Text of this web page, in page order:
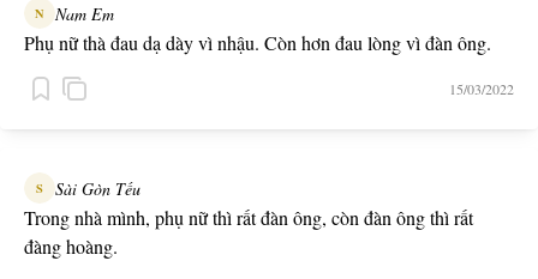
N Nam Em
Phụ nữ thà đau dạ dày vì nhậu. Còn hơn đau lòng vì đàn ông.
15/03/2022
S Sài Gòn Tếu
Trong nhà mình, phụ nữ thì rất đàn ông, còn đàn ông thì rất
đàng hoàng.